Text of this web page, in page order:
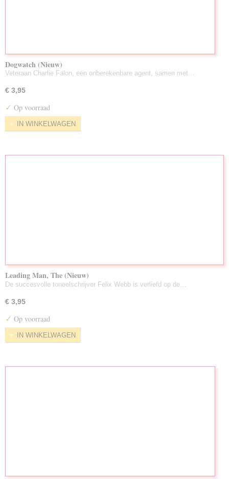
Dogwatch (Nieuw)
Veteraan Charlie Falon, een onberekenbare agent, samen met…
€ 3,95
✓ Op voorraad
IN WINKELWAGEN
Leading Man, The (Nieuw)
De succesvolle toneelschrijver Felix Webb is verliefd op de…
€ 3,95
✓ Op voorraad
IN WINKELWAGEN